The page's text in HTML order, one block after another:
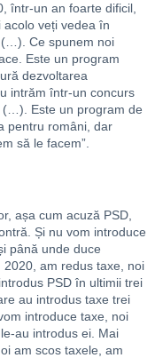
într-un an foarte dificil,
acolo veți vedea în
(…). Ce spunem noi
Este un program
dezvoltarea
intrăm într-un concurs
(…). Este un program de
pentru români, dar
să le facem”.
așa cum acuză PSD,
Și nu vom introduce
până unde duce
am redus taxe, noi
PSD în ultimii trei
au introdus taxe trei
introduce taxe, noi
au introdus ei. Mai
am scos taxele, am